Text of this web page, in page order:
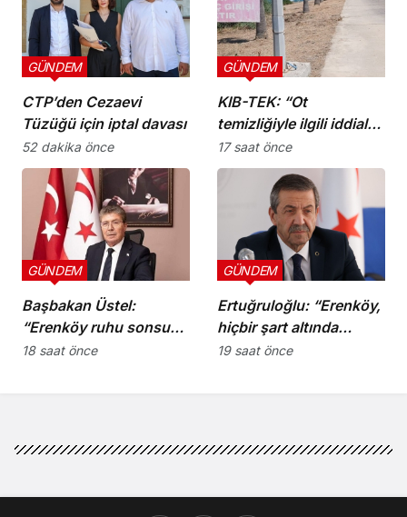
CTP’den Cezaevi
Tüzüğü için iptal davası
GÜNDEM
52 dakika önce
KIB-TEK: “Ot
temizliğiyle ilgili iddialar
doğru değil”
GÜNDEM
17 saat önce
Başbakan Üstel:
“Erenköy ruhu sonsuza
dek yaşayacaktır”
GÜNDEM
18 saat önce
Ertuğruloğlu: “Erenköy,
hiçbir şart altında
esareti kabul
GÜNDEM
19 saat önce